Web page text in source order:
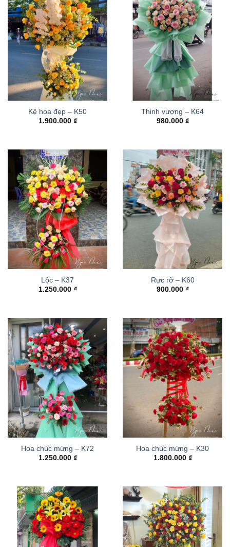
Kệ hoa đẹp – K50
1.900.000 ₫
Thinh vượng – K64
980.000 ₫
Lộc – K37
1.250.000 ₫
Rực rỡ – K60
900.000 ₫
Hoa chúc mừng – K72
1.250.000 ₫
Hoa chúc mừng – K30
1.800.000 ₫